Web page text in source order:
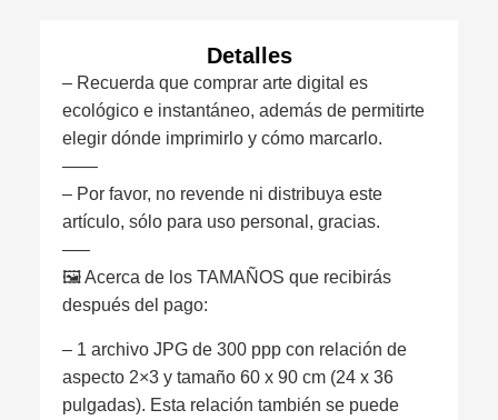
Detalles
– Recuerda que comprar arte digital es
ecológico e instantáneo, además de permitirte
elegir dónde imprimirlo y cómo marcarlo.
——
– Por favor, no revende ni distribuya este
artículo, sólo para uso personal, gracias.
—–
🖼 Acerca de los TAMAÑOS que recibirás
después del pago:
– 1 archivo JPG de 300 ppp con relación de
aspecto 2×3 y tamaño 60 x 90 cm (24 x 36
pulgadas). Esta relación también se puede